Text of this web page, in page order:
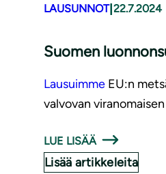
LAUSUNNOT| 22.7.2024
Suomen
Lausuimme EU:n
valvovan
LUE LISÄÄ
Lisää artikkeleita